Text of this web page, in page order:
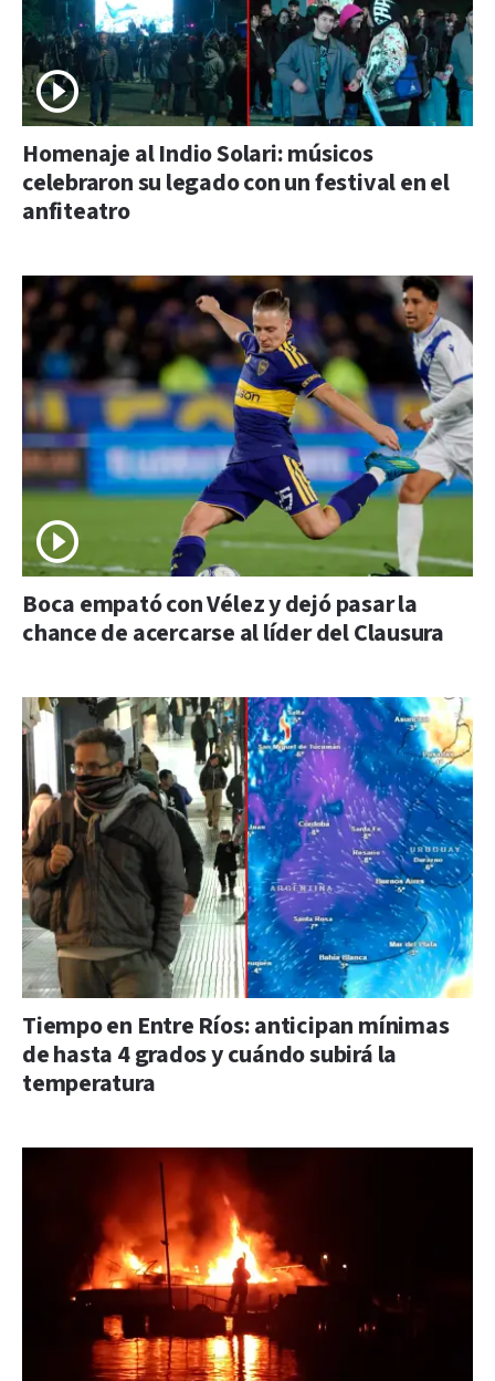
Homenaje al Indio Solari: músicos
celebraron su legado con un festival en el
anfiteatro
Boca empató con Vélez y dejó pasar la
chance de acercarse al líder del Clausura
Tiempo en Entre Ríos: anticipan mínimas
de hasta 4 grados y cuándo subirá la
temperatura